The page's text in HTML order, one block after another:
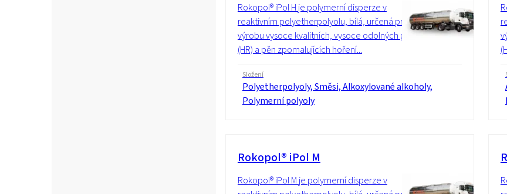
Rokopol® iPol H je polymerní disperze v
reaktivním polyetherpolyolu, bílá, určená pro
výrobu vysoce kvalitních, vysoce odolných pěn
(HR) a pěn zpomalujících hoření...
Složení
Polyetherpolyoly, Směsi, Alkoxylované alkoholy,
Polymerní polyoly
Rokopol® iPol M
Rokopol® iPol M je polymerní disperze v